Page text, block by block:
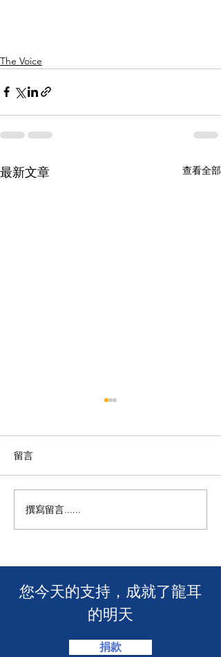
The Voice
最新文章 查看全部
🧯 【推動資訊無障礙！龍
耳為葵盛西邨消防安全簡
留言
撰寫留言......
​您今天的支持，成就了龍耳
的明天
捐款